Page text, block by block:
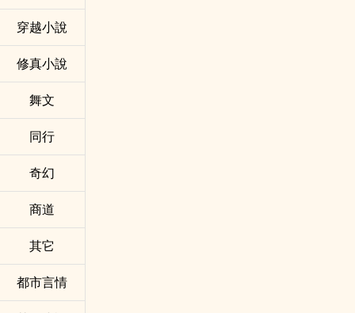
穿越小說
修真小說
舞文
同行
奇幻
商道
其它
都市言情